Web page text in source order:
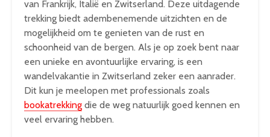
van Frankrijk, Italië en Zwitserland. Deze uitdagende
trekking biedt adembenemende uitzichten en de
mogelijkheid om te genieten van de rust en
schoonheid van de bergen. Als je op zoek bent naar
een unieke en avontuurlijke ervaring, is een
wandelvakantie in Zwitserland zeker een aanrader.
Dit kun je meelopen met professionals zoals
bookatrekking die de weg natuurlijk goed kennen en
veel ervaring hebben.